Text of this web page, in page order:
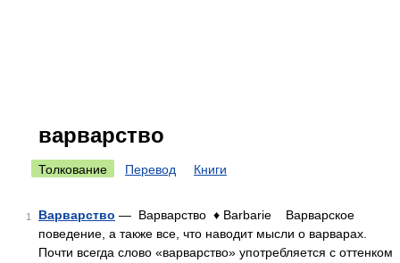
варварство
Толкование Перевод Книги
1 Варварство — Варварство ♦ Barbarie Варварское
поведение, а также все, что наводит мысли о варварах.
Почти всегда слово «варварство» употребляется с оттенком